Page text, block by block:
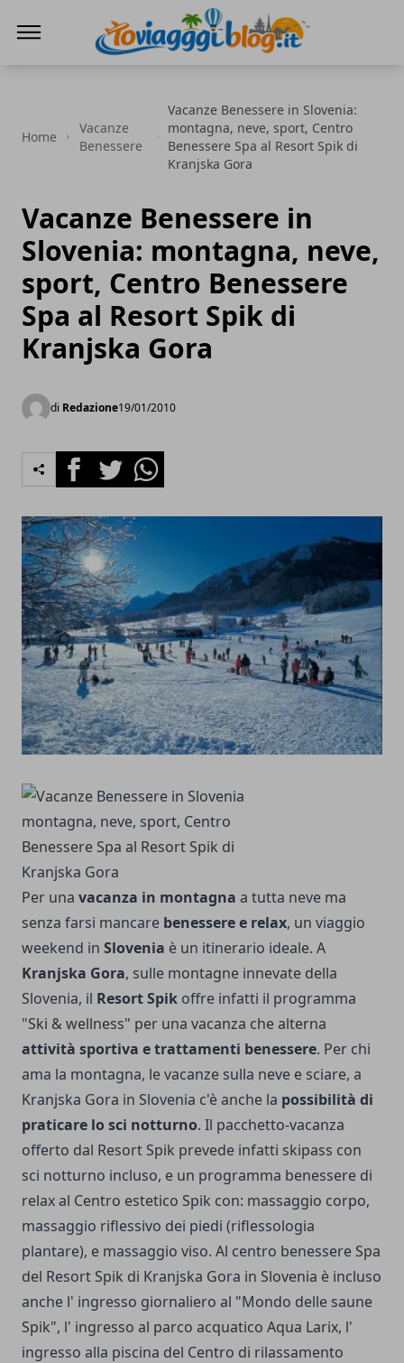
Home
Vacanze
Benessere
Vacanze Benessere in Slovenia:
montagna, neve, sport, Centro
Benessere Spa al Resort Spik di
Kranjska Gora
Vacanze Benessere in
Slovenia: montagna, neve,
sport, Centro Benessere
Spa al Resort Spik di
Kranjska Gora
di Redazione19/01/2010
FacebookTwitterWhatsapp
Per una vacanza in montagna a tutta neve ma
senza farsi mancare benessere e relax, un viaggio
weekend in Slovenia è un itinerario ideale. A
Kranjska Gora, sulle montagne innevate della
Slovenia, il Resort Spik offre infatti il programma
"Ski & wellness" per una vacanza che al­terna
attività sportiva e trattamenti benes­sere. Per chi
ama la montagna, le vacanze sulla neve e sciare, a
Kranjska Gora in Slovenia c'è anche la possibilità di
praticare lo sci notturno. Il pacchetto-vacanza
offerto dal Resort Spik prevede infatti skipass con
sci notturno in­cluso, e un programma benessere di
relax al Centro estetico Spik con: mas­saggio corpo,
massaggio ri­flessivo dei piedi (riflessologia
plantare), e massaggio viso. Al centro benessere Spa
del Resort Spik di Kranjska Gora in Slovenia è incluso
anche l' ingresso giornaliero al "Mondo delle saune
Spik", l' ingresso al parco acquatico Aqua Larix, l'
ingresso alla piscina del Centro di rilassamento